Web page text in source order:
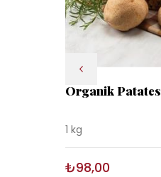
Organik Patates
1 kg
₺98,00